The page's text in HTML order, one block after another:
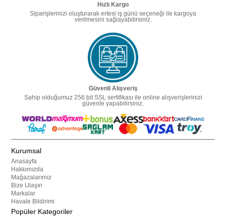
Hızlı Kargo
Siparişlerinizi oluşturarak ertesi iş günü seçeneği ile kargoya
verilmesini sağlayabilirsiniz.
Güvenli Alışveriş
Sahip olduğumuz 256 bit SSL sertifikası ile online alışverişlerinizi
güvenle yapabilirsiniz.
Kurumsal
Anasayfa
Hakkımızda
Mağazalarımız
Bize Ulaşın
Markalar
Havale Bildirimi
Popüler Kategoriler